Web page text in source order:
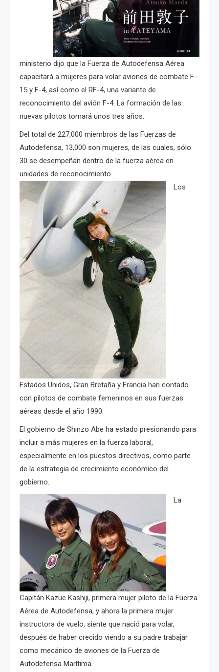
ministerio dijo que la Fuerza de Autodefensa Aérea
capacitará a mujeres para volar aviones de combate F-
15 y F-4, así como el RF-4, una variante de
reconocimiento del avión F-4. La formación de las
nuevas pilotos tomará unos tres años.
Del total de 227,000 miembros de las Fuerzas de
Autodefensa, 13,000 son mujeres, de las cuales, sólo
30 se desempeñan dentro de la fuerza aérea en
unidades de reconocimiento.
Los
Estados Unidos, Gran Bretaña y Francia han contado
con pilotos de combate femeninos en sus fuerzas
aéreas desde el año 1990.
El gobierno de Shinzo Abe ha estado presionando para
incluir a más mujeres en la fuerza laboral,
especialmente en los puestos directivos, como parte
de la estrategia de crecimiento económico del
gobierno.
La
Capitán Kazue Kashiji, primera mujer piloto de la Fuerza
Aérea de Autodefensa, y ahora la primera mujer
instructora de vuelo, siente que nació para volar,
después de haber crecido viendo a su padre trabajar
como mecánico de aviones de la Fuerza de
Autodefensa Marítima.